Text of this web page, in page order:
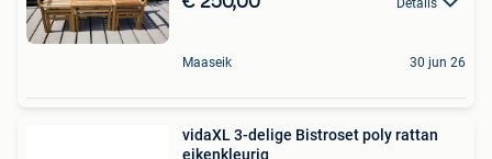
Maaseik 30 jun 26
vidaXL 3-delige Bistroset poly rattan
eikenkleurig